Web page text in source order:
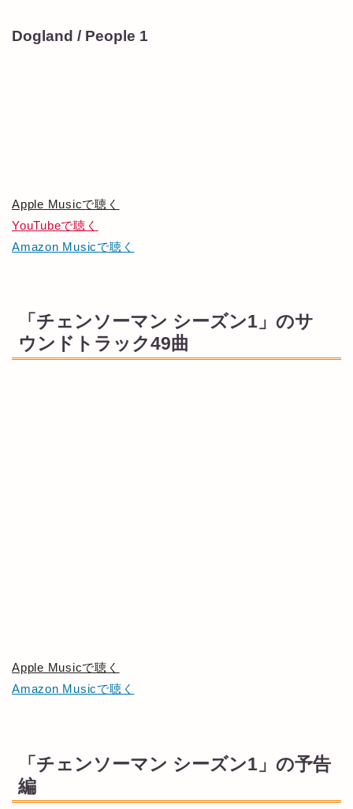
Dogland / People 1
Apple Musicで聴く
YouTubeで聴く
Amazon Musicで聴く
「チェンソーマン シーズン1」のサ
ウンドトラック49曲
Apple Musicで聴く
Amazon Musicで聴く
「チェンソーマン シーズン1」の予告
編